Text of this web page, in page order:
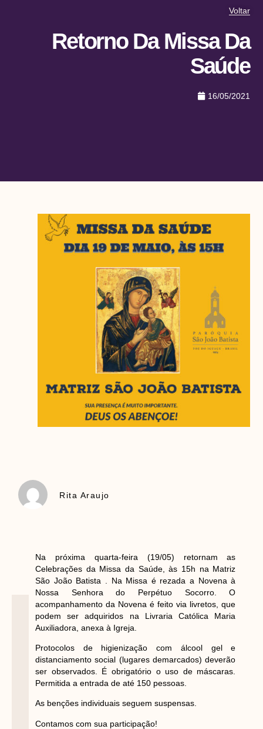
Voltar
Retorno Da Missa Da
Saúde
16/05/2021
Rita Araujo
Na próxima quarta-feira (19/05) retornam as
Celebrações da Missa da Saúde, às 15h na Matriz
São João Batista . Na Missa é rezada a Novena à
Nossa Senhora do Perpétuo Socorro. O
acompanhamento da Novena é feito via livretos, que
podem ser adquiridos na Livraria Católica Maria
Auxiliadora, anexa à Igreja.
Protocolos de higienização com álcool gel e
distanciamento social (lugares demarcados) deverão
ser observados. É obrigatório o uso de máscaras.
Permitida a entrada de até 150 pessoas.
As benções individuais seguem suspensas.
Contamos com sua participação!